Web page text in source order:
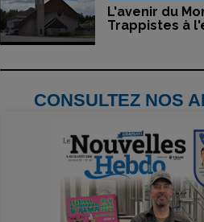
L'avenir du
Trappistes à
CONSULTEZ NOS